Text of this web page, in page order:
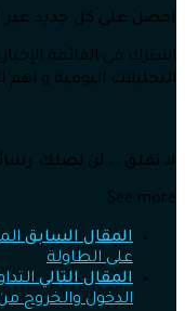
احصل على كل جديد عبر
اشترك في القائمة
التحليلات اليومية و اهم
لا تقلق .. لن تصلك
See more
المقال السابق
على الطاولة
المقال التالي
الدخول والخروج